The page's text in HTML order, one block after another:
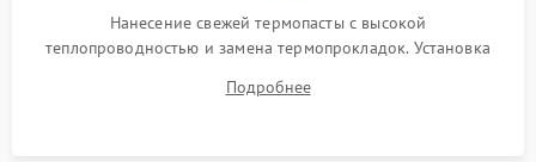
Нанесение свежей термопасты с высокой
теплопроводностью и замена термопрокладок. Установка
шлейфов, модулей памяти и накопителей. Предварительная
Подробнее